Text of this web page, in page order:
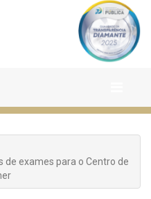
de exames para o Centro de